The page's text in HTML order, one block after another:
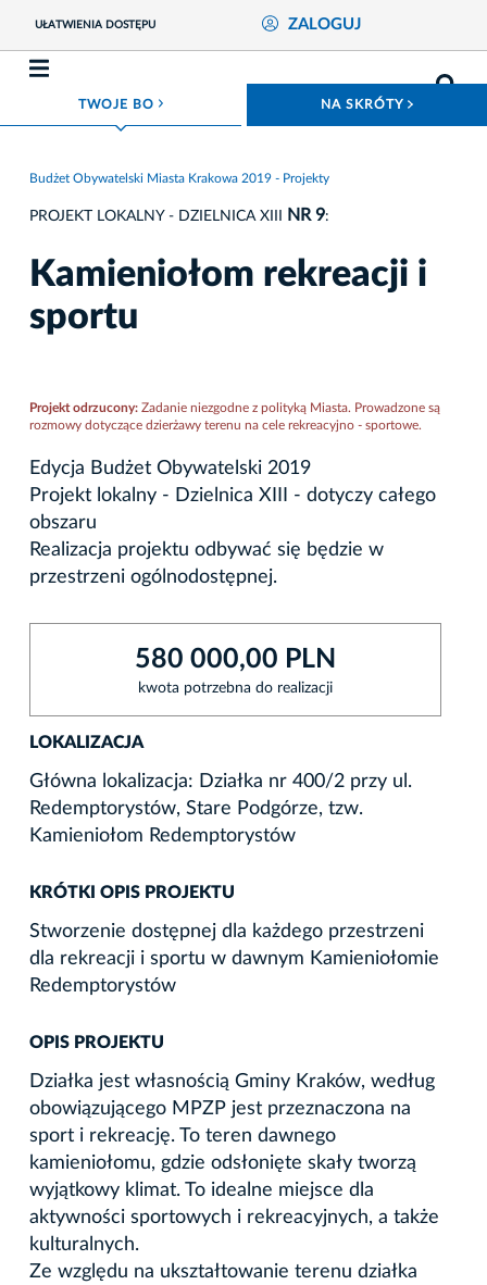
UŁATWIENIA DOSTĘPU ZALOGUJ
TWOJE BO ROZWIŃ MENU NA SKRÓTY
Budżet Obywatelski Miasta Krakowa 2019 - Projekty
PROJEKT LOKALNY - DZIELNICA XIII NR 9:
Kamieniołom rekreacji i
sportu
Projekt odrzucony: Zadanie niezgodne z polityką Miasta. Prowadzone są
rozmowy dotyczące dzierżawy terenu na cele rekreacyjno - sportowe.
Edycja Budżet Obywatelski 2019
Projekt lokalny - Dzielnica XIII - dotyczy całego
obszaru
Realizacja projektu odbywać się będzie w
przestrzeni ogólnodostępnej.
580 000,00 PLN
kwota potrzebna do realizacji
LOKALIZACJA
Główna lokalizacja: Działka nr 400/2 przy ul.
Redemptorystów, Stare Podgórze, tzw.
Kamieniołom Redemptorystów
KRÓTKI OPIS PROJEKTU
Stworzenie dostępnej dla każdego przestrzeni
dla rekreacji i sportu w dawnym Kamieniołomie
Redemptorystów
OPIS PROJEKTU
Działka jest własnością Gminy Kraków, według
obowiązującego MPZP jest przeznaczona na
sport i rekreację. To teren dawnego
kamieniołomu, gdzie odsłonięte skały tworzą
wyjątkowy klimat. To idealne miejsce dla
aktywności sportowych i rekreacyjnych, a także
kulturalnych.
Ze względu na ukształtowanie terenu działka